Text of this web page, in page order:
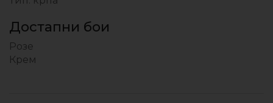
Достапни бои
Розе
Крем